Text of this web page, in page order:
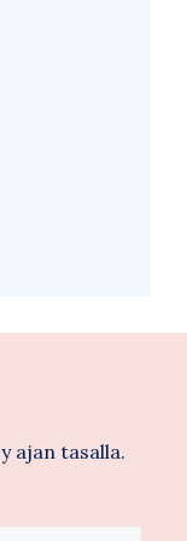
ajan tasalla.